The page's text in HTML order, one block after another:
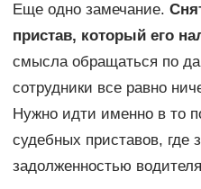
Еще одно замечание.
пристав, который его
смысла обращаться по
сотрудники все равно
Нужно идти именно в то
судебных приставов, где
задолженностью